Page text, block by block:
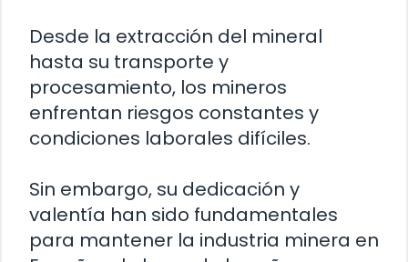
Desde la extracción del mineral
hasta su transporte y
procesamiento, los mineros
enfrentan riesgos constantes y
condiciones laborales difíciles.
Sin embargo, su dedicación y
valentía han sido fundamentales
para mantener la industria minera en